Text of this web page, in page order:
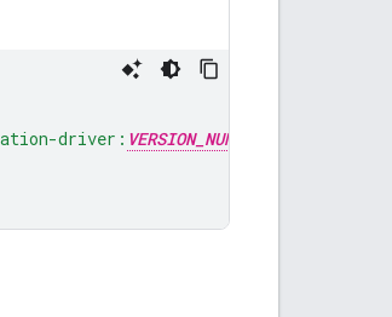
driver: VERSION_NUMBER